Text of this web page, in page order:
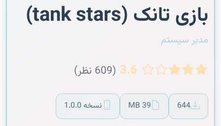
بازی تانک (tank stars)
مدیر سیستم
3.6 (609 نظر)
644
39 MB نسخه 1.0.0